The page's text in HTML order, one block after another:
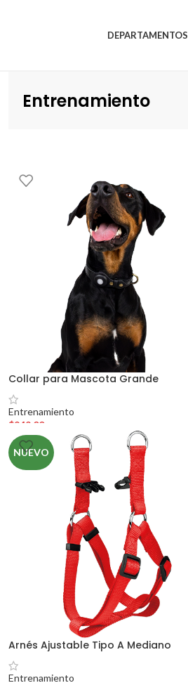
DEPARTAMENTOS
Entrenamiento
Collar para Mascota Grande
Entrenamiento
$949.00
NUEVO
Arnés Ajustable Tipo A Mediano
Entrenamiento